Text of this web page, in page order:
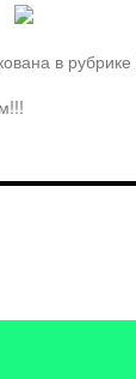
в рубрике